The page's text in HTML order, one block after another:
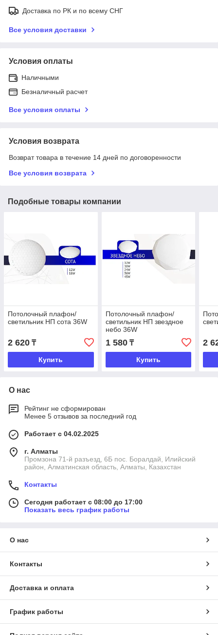
Доставка по РК и по всему СНГ
Все условия доставки
Условия оплаты
Наличными
Безналичный расчет
Все условия оплаты
Условия возврата
Возврат товара в течение 14 дней по договоренности
Все условия возврата
Подобные товары компании
Потолочный плафон/
светильник НП сота 36W
2 620 ₸
Купить
Потолочный плафон/
светильник НП звездное
небо 36W
1 580₸
Купить
2
О нас
Рейтинг не сформирован
Менее 5 отзывов за последний год
Работает с 04.02.2025
г. Алматы
Промзона 71-й разъезд, 6Б пос. Боралдай, Илийский
район, Алматинская область, Алматы, Казахстан
Контакты
Сегодня работает с 08:00 до 17:00
Показать весь график работы
О нас
Контакты
Доставка и оплата
График работы